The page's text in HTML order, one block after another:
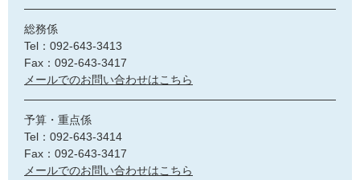
総務係
Tel：092-643-3413
Fax：092-643-3417
メールでのお問い合わせはこちら
予算・重点係
Tel：092-643-3414
Fax：092-643-3417
メールでのお問い合わせはこちら